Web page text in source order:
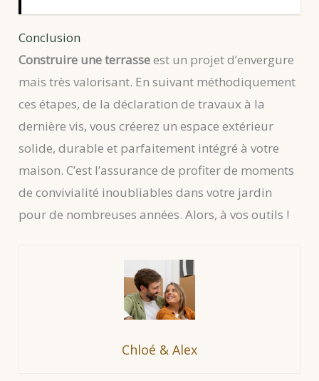
Conclusion
Construire une terrasseest un projet d’envergure
mais très valorisant. En suivant méthodiquement
ces étapes, de la déclaration de travaux à la
dernière vis, vous créerez un espace extérieur
solide, durable et parfaitement intégré à votre
maison. C’est l’assurance de profiter de moments
de convivialité inoubliables dans votre jardin
pour de nombreuses années. Alors, à vos outils !
Chloé & Alex